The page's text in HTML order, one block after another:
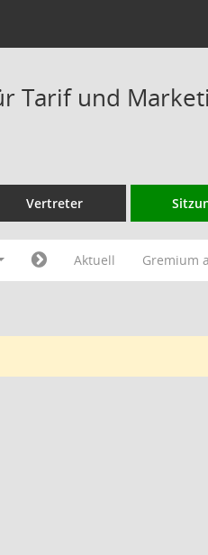
Tarif und
Vertreter
Aktuell Gremium